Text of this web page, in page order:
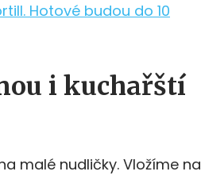
Hotové budou do 10
i kuchařští
malé nudličky. Vložíme na